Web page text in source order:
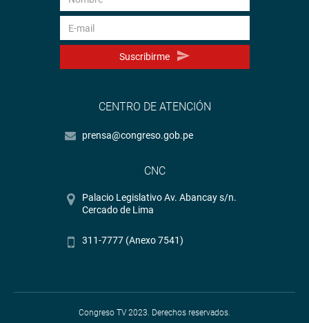
Suscribirme
CENTRO DE ATENCIÓN
prensa@congreso.gob.pe
CNC
Palacio Legislativo Av. Abancay s/n.
Cercado de Lima
311-7777 (Anexo 7541)
Congreso TV 2023. Derechos reservados.